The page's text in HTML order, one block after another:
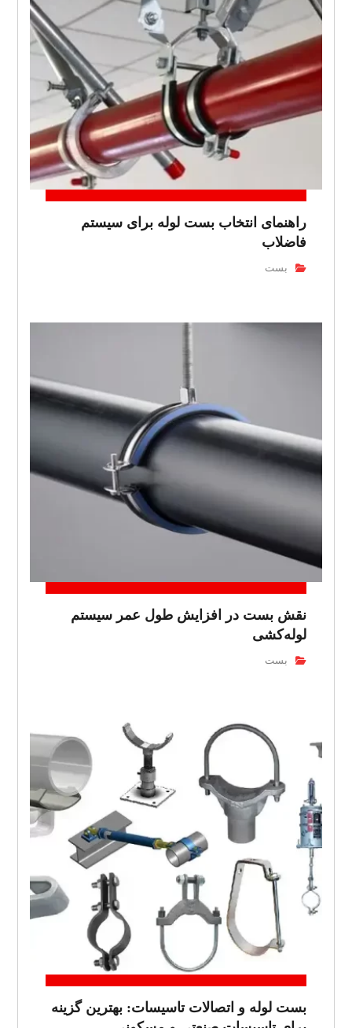
راهنمای انتخاب بست لوله برای سیستم
فاضلاب
بست
نقش بست در افزایش طول عمر سیستم
لوله‌کشی
بست
بست لوله و اتصالات تاسیسات: بهترین گزینه